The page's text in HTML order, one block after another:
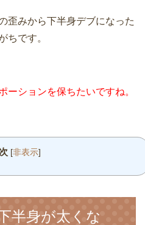
歪みから下半身デブになった
ちです。
ーションを保ちたいですね。
[非表示]
半身が太くな